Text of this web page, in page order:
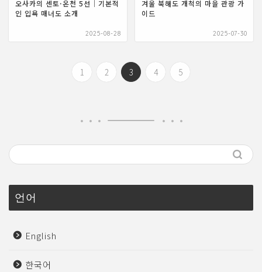
오사카의 센토·온천 5선｜기본적
인 입욕 매너도 소개
2025-08-28
겨울 북해도 개척의 마을 관광 가
이드
2025-07-30
1 2 3 4 5
언어
English
한국어